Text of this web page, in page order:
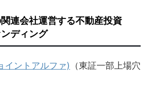
連会社運営する不動産投資
ディング
ントアルファ) （東証一部上場穴